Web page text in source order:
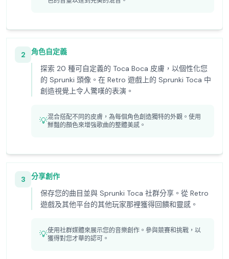
2
角色自定義
探索 20 種可自定義的 Toca Boca 皮膚，以個性化您
的 Sprunki 頭像。在 Retro 遊戲上的 Sprunki Toca 中
創造視覺上令人驚嘆的表演。
💡混合搭配不同的皮膚，為每個角色創造獨特的外觀。使用
鮮豔的顏色來增強歌曲的整體美感。
3
分享創作
保存您的曲目並與 Sprunki Toca 社群分享。從 Retro
遊戲及其他平台的其他玩家那裡獲得回饋和靈感。
💡使用社群媒體來展示您的音樂創作。參與競賽和挑戰，以
獲得對您才華的認可。